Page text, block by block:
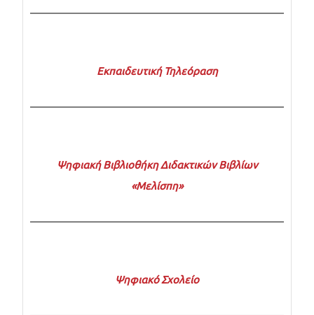
Εκπαιδευτική Τηλεόραση
Ψηφιακή Βιβλιοθήκη Διδακτικών Βιβλίων
«Μελίσπη»
Ψηφιακό Σχολείο